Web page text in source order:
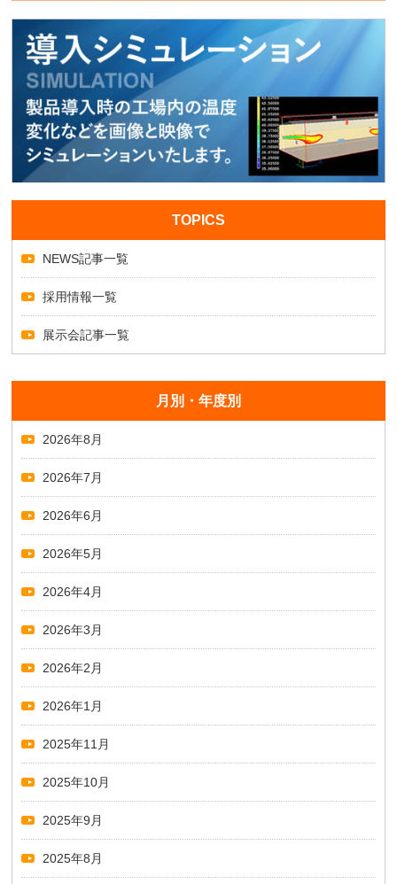
TOPICS
NEWS記事一覧
採用情報一覧
展示会記事一覧
月別・年度別
2026年8月
2026年7月
2026年6月
2026年5月
2026年4月
2026年3月
2026年2月
2026年1月
2025年11月
2025年10月
2025年9月
2025年8月